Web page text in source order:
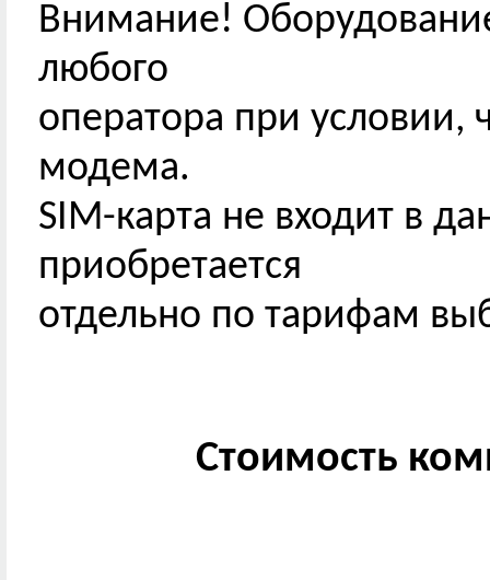
Внимание!
любого
оператора при условии,
модема.
SIM-карта не входит в
приобретается
отдельно по тарифам
Стоимость